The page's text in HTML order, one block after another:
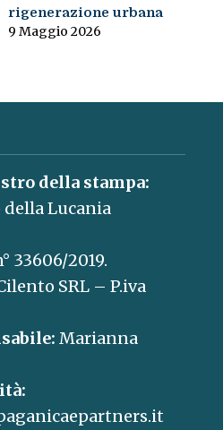
rigenerazione urbana
9 Maggio 2026
della stampa:
Lucania
33606/2019.
SRL – P.iva
Marianna